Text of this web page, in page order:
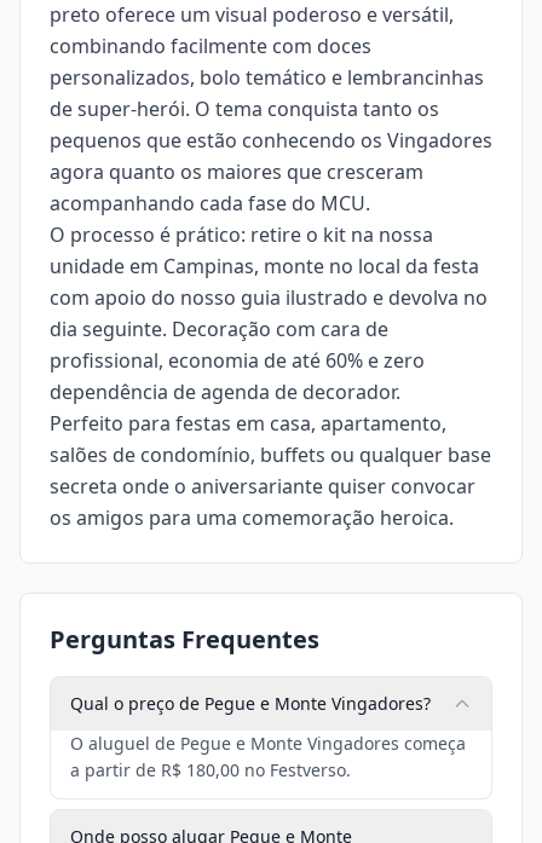
preto oferece um visual poderoso e versátil,
combinando facilmente com doces
personalizados, bolo temático e lembrancinhas
de super-herói. O tema conquista tanto os
pequenos que estão conhecendo os Vingadores
agora quanto os maiores que cresceram
acompanhando cada fase do MCU.
O processo é prático: retire o kit na nossa
unidade em Campinas, monte no local da festa
com apoio do nosso guia ilustrado e devolva no
dia seguinte. Decoração com cara de
profissional, economia de até 60% e zero
dependência de agenda de decorador.
Perfeito para festas em casa, apartamento,
salões de condomínio, buffets ou qualquer base
secreta onde o aniversariante quiser convocar
os amigos para uma comemoração heroica.
Perguntas Frequentes
Qual o preço de Pegue e Monte Vingadores?
O aluguel de Pegue e Monte Vingadores começa
a partir de R$ 180,00 no Festverso.
Onde posso alugar Pegue e Monte